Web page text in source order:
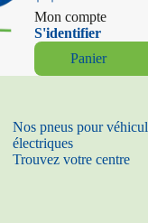
Mon compte
S'identifier
Panier
Nos pneus pour
électriques
Trouvez votre centre